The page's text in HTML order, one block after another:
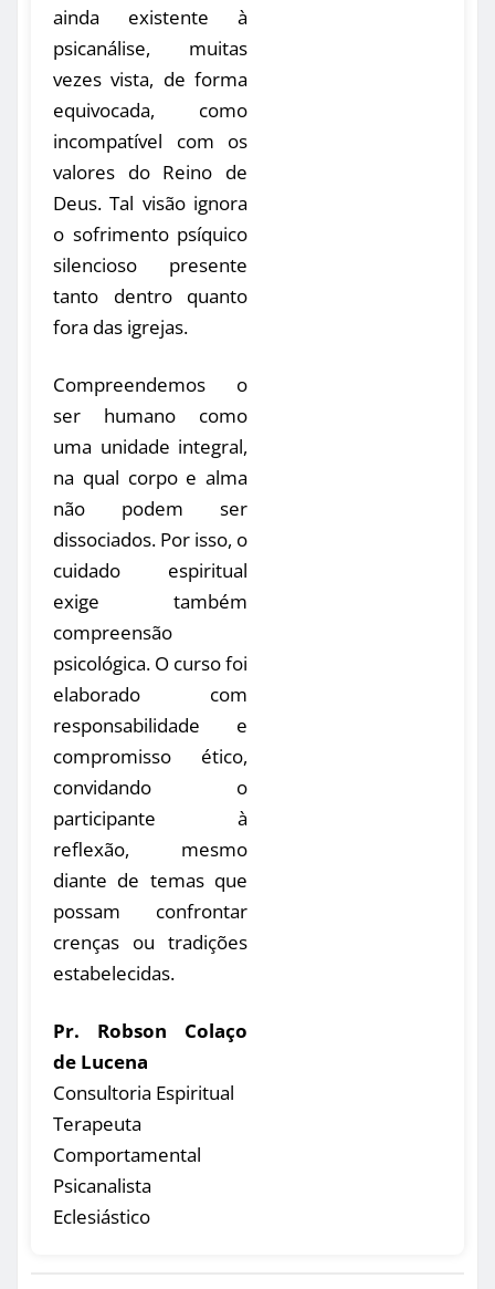
ainda existente à
psicanálise, muitas
vezes vista, de forma
equivocada, como
incompatível com os
valores do Reino de
Deus. Tal visão ignora
o sofrimento psíquico
silencioso presente
tanto dentro quanto
fora das igrejas.
Compreendemos o
ser humano como
uma unidade integral,
na qual corpo e alma
não podem ser
dissociados. Por isso, o
cuidado espiritual
exige também
compreensão
psicológica. O curso foi
elaborado com
responsabilidade e
compromisso ético,
convidando o
participante à
reflexão, mesmo
diante de temas que
possam confrontar
crenças ou tradições
estabelecidas.
Pr. Robson Colaço
de Lucena
Consultoria Espiritual
Terapeuta
Comportamental
Psicanalista
Eclesiástico